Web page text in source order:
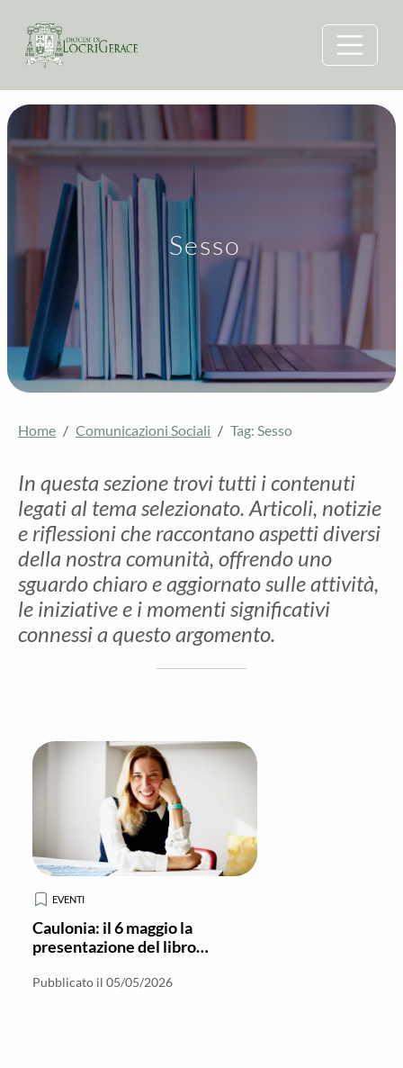
Sesso
Home Comunicazioni Sociali Tag: Sesso
In questa sezione trovi tutti i contenuti
legati al tema selezionato. Articoli, notizie
e riflessioni che raccontano aspetti diversi
della nostra comunità, offrendo uno
sguardo chiaro e aggiornato sulle attività,
le iniziative e i momenti significativi
connessi a questo argomento.
EVENTI
Caulonia: il 6 maggio la
presentazione del libro
Pubblicato il 05/05/2026